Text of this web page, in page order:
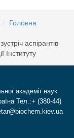
Головна
аспірантів
Інституту
академії наук
Тел.:+ (380-44)